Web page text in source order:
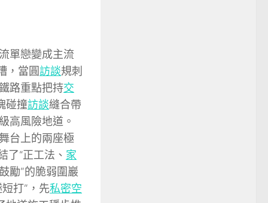
單戀變成主流
，當圓訪談規刺
路重點把持交
碰撞訪談縫合帶
高風險地道。
台上的兩座極
“正工法、 家
勵”的脆弱圍巖
打”，先私密空